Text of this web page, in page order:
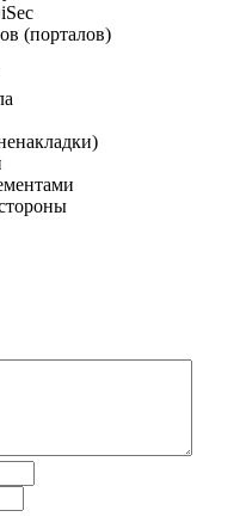
(порталов)